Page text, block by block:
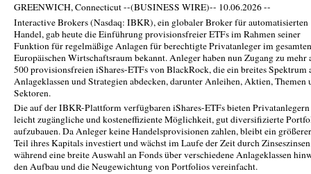
GREENWICH, Connecticut --(BUSINESS WIRE)-- 10.06.2026 --
Interactive Brokers (Nasdaq: IBKR), ein globaler Broker für automatisierten
Handel, gab heute die Einführung provisionsfreier ETFs im Rahmen seiner
Funktion für regelmäßige Anlagen für berechtigte Privatanleger im gesamten
Europäischen Wirtschaftsraum bekannt. Anleger haben nun Zugang zu mehr
500 provisionsfreien iShares-ETFs von BlackRock, die ein breites Spektrum
Anlageklassen und Strategien abdecken, darunter Anleihen, Aktien, Themen
Sektoren.
Die auf der IBKR-Plattform verfügbaren iShares-ETFs bieten Privatanlegern
leicht zugängliche und kosteneffiziente Möglichkeit, gut diversifizierte
aufzubauen. Da Anleger keine Handelsprovisionen zahlen, bleibt ein größerer
Teil ihres Kapitals investiert und wächst im Laufe der Zeit durch
während eine breite Auswahl an Fonds über verschiedene Anlageklassen
den Aufbau und die Neugewichtung von Portfolios vereinfacht.